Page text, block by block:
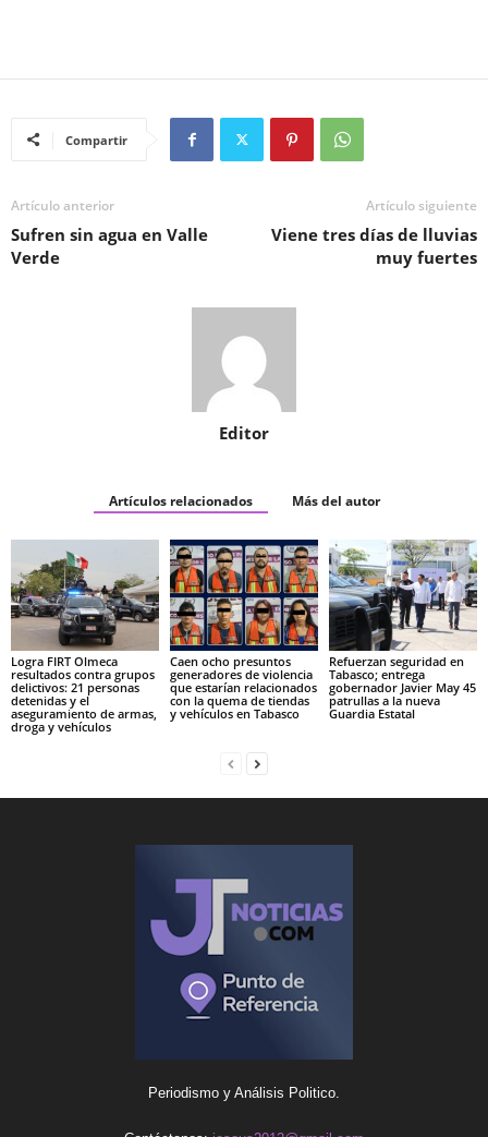
Compartir
Artículo anterior
Sufren sin agua en Valle
Verde
Artículo siguiente
Viene tres días de lluvias
muy fuertes
Editor
Artículos relacionados Más del autor
Logra FIRT Olmeca
resultados contra grupos
delictivos: 21 personas
detenidas y el
aseguramiento de armas,
droga y vehículos
Caen ocho presuntos
generadores de violencia
que estarían relacionados
con la quema de tiendas
y vehículos en Tabasco
Refuerzan seguridad en
Tabasco; entrega
gobernador Javier May 45
patrullas a la nueva
Guardia Estatal
Periodismo y Análisis Politico.